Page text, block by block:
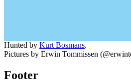
Hunted by Kurt Bosmans.
Pictures by Erwin Tommissen
Footer